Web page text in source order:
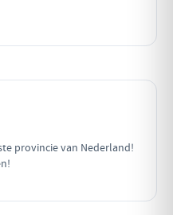
provincie van Nederland!